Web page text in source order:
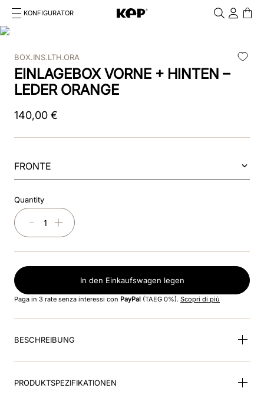
KONFIGURATOR
Cosa stai cercando?
1.kep cromo 2 0
2.helmet
3.kep
4.smart nova
6.
7.casco
8.smart
BOX.INS.LTH.ORA
EINLAGEBOX VORNE + HINTEN –
LEDER ORANGE
140,00 €
FRONTE
Quantity
＋
－
In den Einkaufswagen legen
Paga in 3 rate senza interessi con PayPal (TAEG 0%). Scopri di più
BESCHREIBUNG
PRODUKTSPEZIFIKATIONEN